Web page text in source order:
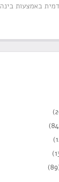
בינה מלאכותית